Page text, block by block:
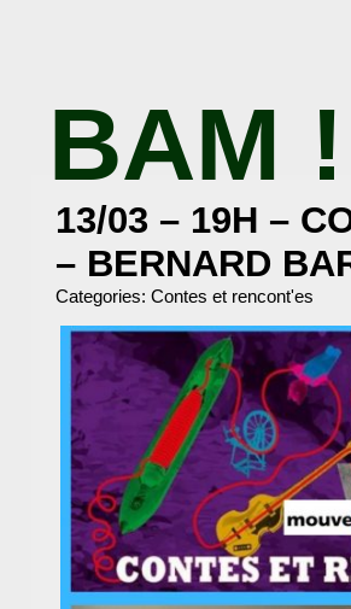
BAM !
13/03 – 19H –
– BERNARD
Categories: Contes et rencont'es